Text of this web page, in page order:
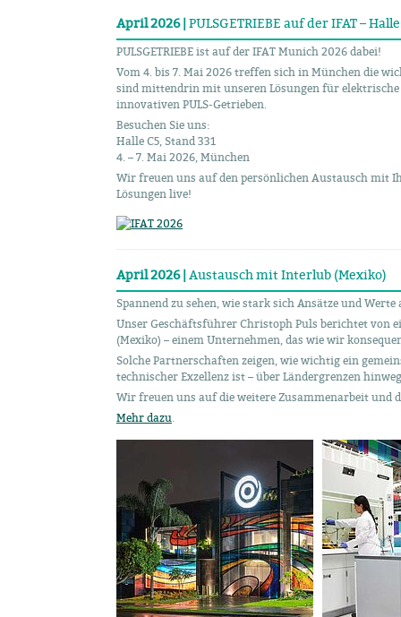
April 2026 | PULSGETRIEBE auf der IFAT –
PULSGETRIEBE ist auf der IFAT Munich 2026 dabei!
Vom 4. bis 7. Mai 2026 treffen sich in München die
sind mittendrin mit unseren Lösungen für
innovativen PULS-Getrieben.
Besuchen Sie uns:
Halle C5, Stand 331
4. – 7. Mai 2026, München
Wir freuen uns auf den persönlichen Austausch mit
Lösungen live!
April 2026 | Austausch mit Interlub (Mexiko)
Spannend zu sehen, wie stark sich Ansätze und
Unser Geschäftsführer Christoph Puls berichtet von
(Mexiko) – einem Unternehmen, das wie wir
Solche Partnerschaften zeigen, wie wichtig ein
technischer Exzellenz ist – über Ländergrenzen
Wir freuen uns auf die weitere Zusammenarbeit und
Mehr dazu.